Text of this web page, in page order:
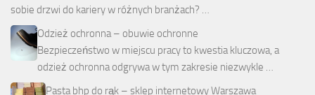
sobie drzwi do kariery w różnych branżach? …
Odzież ochronna – obuwie ochronne
Bezpieczeństwo w miejscu pracy to kwestia kluczowa, a
odzież ochronna odgrywa w tym zakresie niezwykle …
Pasta bhp do rąk – sklep internetowy Warszawa